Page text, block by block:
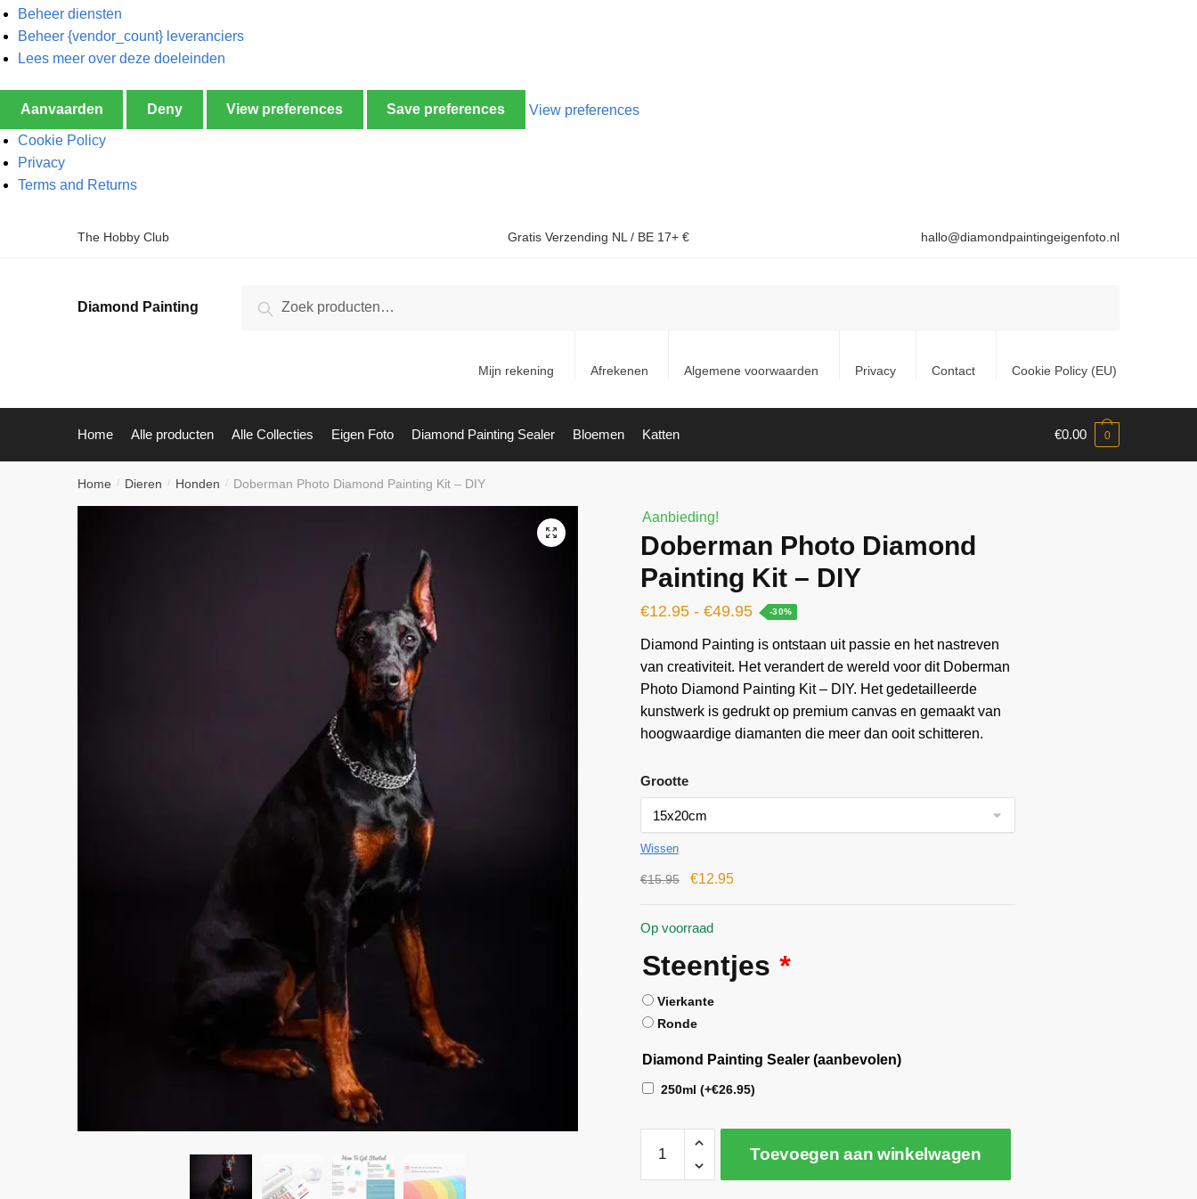
Beheer diensten
Beheer {vendor_count} leveranciers
Lees meer over deze doeleinden
Aanvaarden Deny View preferences Save preferences View preferences
Cookie Policy
Privacy
Terms and Returns
The Hobby Club Gratis Verzending NL / BE 17+ € hallo@diamondpaintingeigenfoto.nl
Diamond Painting Zoeken
Mijn rekening Afrekenen Algemene voorwaarden Privacy Contact Cookie Policy (EU)
Home Alle producten Alle Collecties Eigen Foto Diamond Painting Sealer Bloemen Katten €0.00 0
Home / Dieren / Honden / Doberman Photo Diamond Painting Kit – DIY
🔍
Aanbieding!
Doberman Photo Diamond
Painting Kit – DIY
€12.95 - €49.95 -30%
Diamond Painting is ontstaan ​​uit passie en het nastreven
van creativiteit. Het verandert de wereld voor dit Doberman
Photo Diamond Painting Kit – DIY. Het gedetailleerde
kunstwerk is gedrukt op premium canvas en gemaakt van
hoogwaardige diamanten die meer dan ooit schitteren.
Grootte
Wissen
€15.95 €12.95
Op voorraad
Steentjes *
Vierkante
Ronde
Diamond Painting Sealer (aanbevolen)
250ml (+€26.95)
Toevoegen aan winkelwagen